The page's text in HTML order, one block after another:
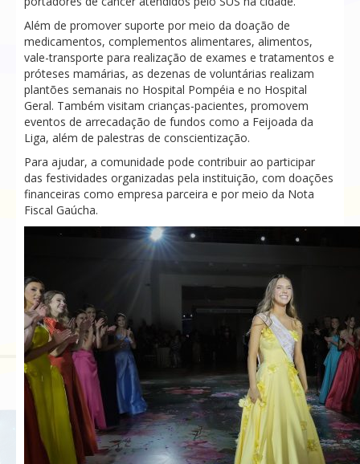
Além de promover suporte por meio da doação de
medicamentos, complementos alimentares, alimentos,
vale-transporte para realização de exames e tratamentos e
próteses mamárias, as dezenas de voluntárias realizam
plantões semanais no Hospital Pompéia e no Hospital
Geral. Também visitam crianças-pacientes, promovem
eventos de arrecadação de fundos como a Feijoada da
Liga, além de palestras de conscientização.
Para ajudar, a comunidade pode contribuir ao participar
das festividades organizadas pela instituição, com doações
financeiras como empresa parceira e por meio da Nota
Fiscal Gaúcha.